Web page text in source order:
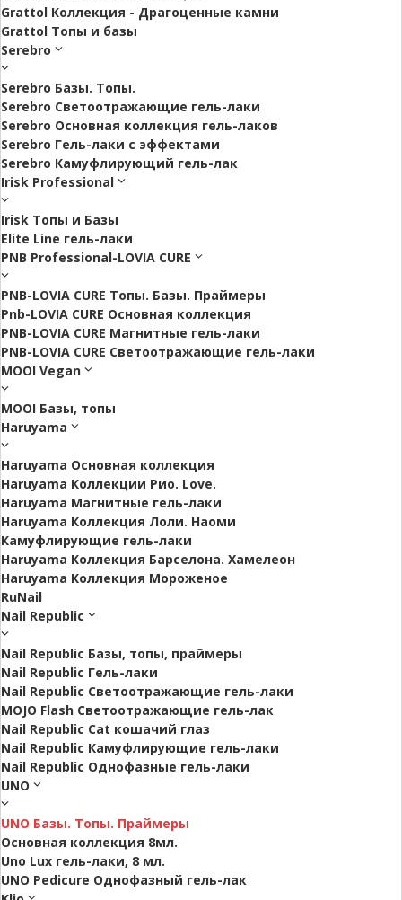
Grattol Коллекция - Драгоценные камни
Grattol Топы и базы
Serebro
Serebro Базы. Топы.
Serebro Светоотражающие гель-лаки
Serebro Основная коллекция гель-лаков
Serebro Гель-лаки с эффектами
Serebro Камуфлирующий гель-лак
Irisk Professional
Irisk Топы и Базы
Elite Line гель-лаки
PNB Professional-LOVIA CURE
PNB-LOVIA CURE Топы. Базы. Праймеры
Pnb-LOVIA CURE Основная коллекция
PNB-LOVIA CURE Магнитные гель-лаки
PNB-LOVIA CURE Cветоотражающие гель-лаки
MOOI Vegan
MOOI Базы, топы
Haruyama
Haruyama Основная коллекция
Haruyama Коллекции Рио. Love.
Haruyama Магнитные гель-лаки
Haruyama Коллекция Лоли. Наоми
Камуфлирующие гель-лаки
Haruyama Коллекция Барселона. Хамелеон
Haruyama Коллекция Мороженое
RuNail
Nail Republic
Nail Republic Базы, топы, праймеры
Nail Republic Гель-лаки
Nail Republic Светоотражающие гель-лаки
MOJO Flash Светоотражающие гель-лак
Nail Republic Cat кошачий глаз
Nail Republic Камуфлирующие гель-лаки
Nail Republic Однофазные гель-лаки
UNO
UNO Базы. Топы. Праймеры
Основная коллекция 8мл.
Uno Lux гель-лаки, 8 мл.
UNO Pedicure Однофазный гель-лак